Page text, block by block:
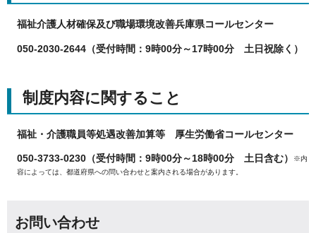
福祉介護人材確保及び職場環境改善兵庫県コールセンター
050-2030-2644（受付時間：9時00分～17時00分 土日祝除く）
制度内容に関すること
福祉・介護職員等処遇改善加算等 厚生労働省コールセンター
050-3733-0230（受付時間：9時00分～18時00分 土日含む）
※内
容によっては、都道府県への問い合わせと案内される場合があります。
お問い合わせ